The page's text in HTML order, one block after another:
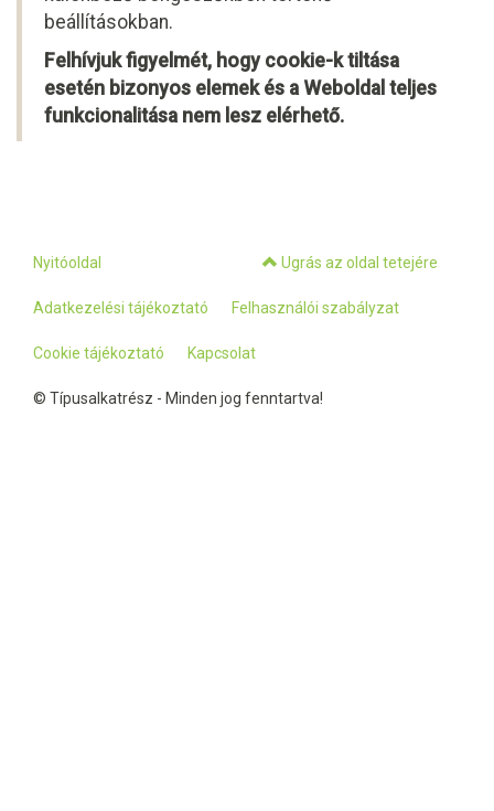
beállításokban.
Felhívjuk figyelmét, hogy cookie-k tiltása
esetén bizonyos elemek és a Weboldal teljes
funkcionalitása nem lesz elérhető.
Ugrás az oldal tetejére
Nyitóoldal
Adatkezelési tájékoztató Felhasználói szabályzat
Cookie tájékoztató Kapcsolat
© Típusalkatrész - Minden jog fenntartva!